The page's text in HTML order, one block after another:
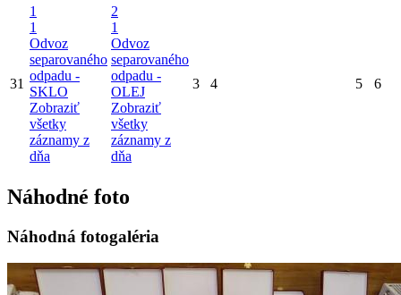
31
1
1
Odvoz
separovaného
odpadu -
SKLO
Zobraziť
všetky
záznamy z
dňa
2
1
Odvoz
separovaného
odpadu -
OLEJ
Zobraziť
všetky
záznamy z
dňa
3 4 5 6
Náhodné foto
Náhodná fotogaléria